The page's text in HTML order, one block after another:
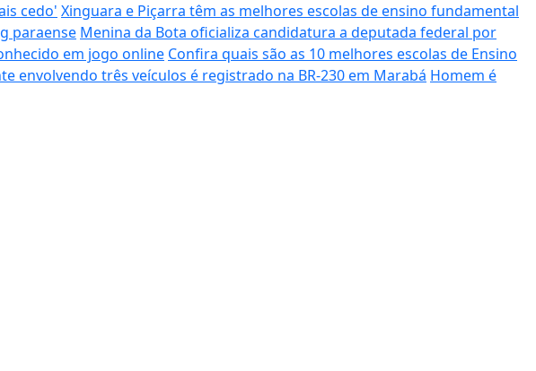
cedo' Xinguara e Piçarra têm as melhores escolas de ensino fundamental
paraense Menina da Bota oficializa candidatura a deputada federal por
em jogo online Confira quais são as 10 melhores escolas de Ensino
envolvendo três veículos é registrado na BR-230 em Marabá Homem é